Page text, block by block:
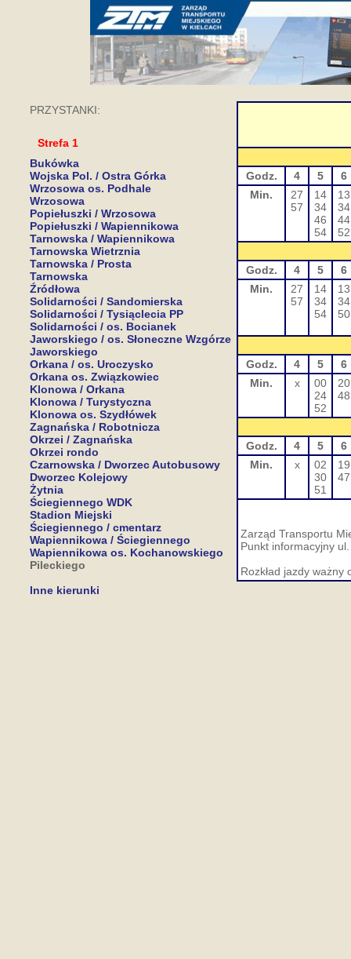
PRZYSTANKI:
Strefa 1
Bukówka
Wojska Pol. / Ostra Górka
Wrzosowa os. Podhale
Wrzosowa
Popiełuszki / Wrzosowa
Popiełuszki / Wapiennikowa
Tarnowska / Wapiennikowa
Tarnowska Wietrznia
Tarnowska / Prosta
Tarnowska
Źródłowa
Solidarności / Sandomierska
Solidarności / Tysiąclecia PP
Solidarności / os. Bocianek
Jaworskiego / os. Słoneczne Wzgórze
Jaworskiego
Orkana / os. Uroczysko
Orkana os. Związkowiec
Klonowa / Orkana
Klonowa / Turystyczna
Klonowa os. Szydłówek
Zagnańska / Robotnicza
Okrzei / Zagnańska
Okrzei rondo
Czarnowska / Dworzec Autobusowy
Dworzec Kolejowy
Żytnia
Ściegiennego WDK
Stadion Miejski
Ściegiennego / cmentarz
Wapiennikowa / Ściegiennego
Wapiennikowa os. Kochanowskiego
Pileckiego
Inne kierunki
Godz. 4 5
6
Min.
27
57
14
34
46
54
13
34
44
52
Godz. 4 5
6
Min.
27
57
14
34
54
13
34
50
Godz. 4 5
6
Min.
x
00
24
52
20
48
Godz. 4 5
6
Min.
x
02
30
51
19
47
Zarząd Transportu
Punkt informacyjny
Rozkład jazdy ważny